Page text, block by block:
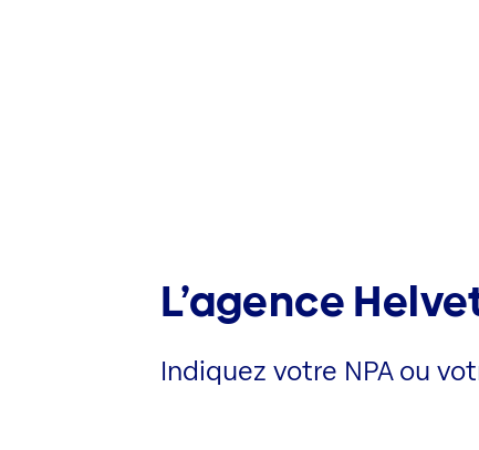
L’agence
Indiquez votre NPA ou